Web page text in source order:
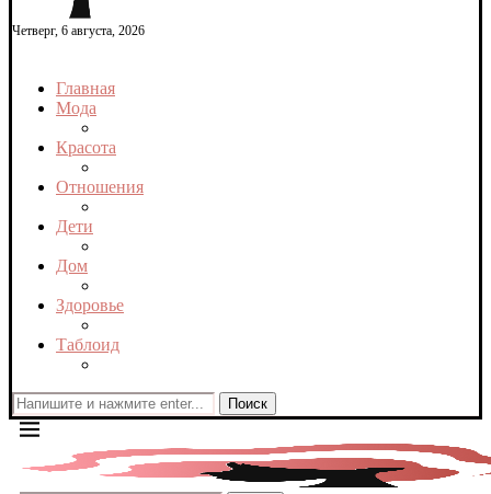
Четверг, 6 августа, 2026
Главная
Мода
Красота
Отношения
Дети
Дом
Здоровье
Таблоид
Поиск